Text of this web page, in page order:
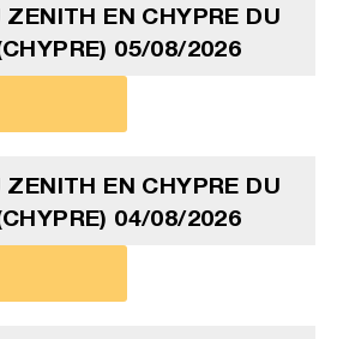
ZENITH EN CHYPRE DU
05/08/2026
ZENITH EN CHYPRE DU
04/08/2026